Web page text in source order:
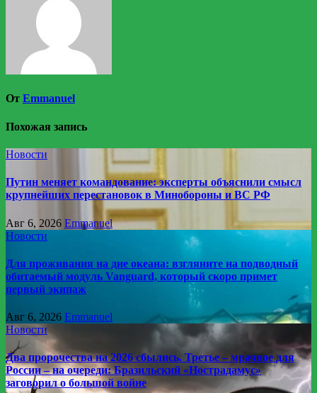
От Emmanuel
Похожая запись
Новости
Путин меняет командование: эксперты объяснили смысл
крупнейших перестановок в Минобороны и ВС РФ
Авг 6, 2026 Emmanuel
Новости
Для проживания на дне океана: взгляните на подводный
обитаемый модуль Vanguard, который скоро примет
первый экипаж
Авг 6, 2026 Emmanuel
Новости
Два пророчества на 2026 сбылись. Третье – мрачное для
России – на очереди: Бразильский «Нострадамус»
заговорил о большой войне